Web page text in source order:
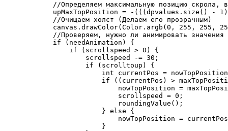
//Определяем максимальную позицию скрола,
upMaxTopPosition = -(((dpvalues.size() -
            //Очищаем холст (Делаем его прозрачным)
canvas.drawColor(Color.argb(0, 255, 255,
//Проверяем, нужно ли анимировать
            if (needAnimation) {
                if (scrollspeed > 0) {
                    scrollspeed -= 30;
                    if (scrolltoup) {
int currentPos =
if ((currentPos) >
nowTopPosition =
                            scrollspeed = 0;
                            roundingValue();
                        } else {
nowTopPosition =
                        }